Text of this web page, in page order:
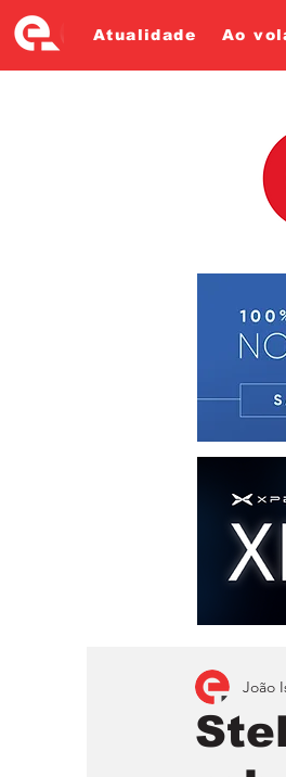
Atualidade Ao
João